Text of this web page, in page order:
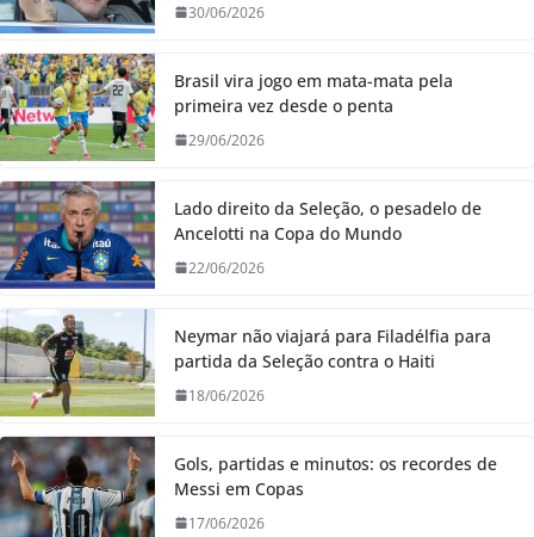
30/06/2026
Brasil vira jogo em mata-mata pela
primeira vez desde o penta
29/06/2026
Lado direito da Seleção, o pesadelo de
Ancelotti na Copa do Mundo
22/06/2026
Neymar não viajará para Filadélfia para
partida da Seleção contra o Haiti
18/06/2026
Gols, partidas e minutos: os recordes de
Messi em Copas
17/06/2026